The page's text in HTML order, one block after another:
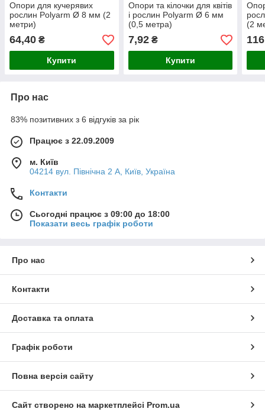
Опори для кучерявих
рослин Polyarm Ø 8 мм (2
метри)
64,40 ₴
Купити
Опори та кілочки для квітів
і рослин Polyarm Ø 6 мм
(0,5 метра)
7,92₴
Купити
(2
116
Про нас
83% позитивних з 6 відгуків за рік
Працює з 22.09.2009
м. Київ
04214 вул. Північна 2 А, Київ, Україна
Контакти
Сьогодні працює з 09:00 до 18:00
Показати весь графік роботи
Про нас
Контакти
Доставка та оплата
Графік роботи
Повна версія сайту
Сайт створено на маркетплейсі Prom.ua